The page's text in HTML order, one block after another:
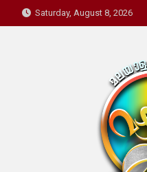
to
Saturday, August 8, 2026